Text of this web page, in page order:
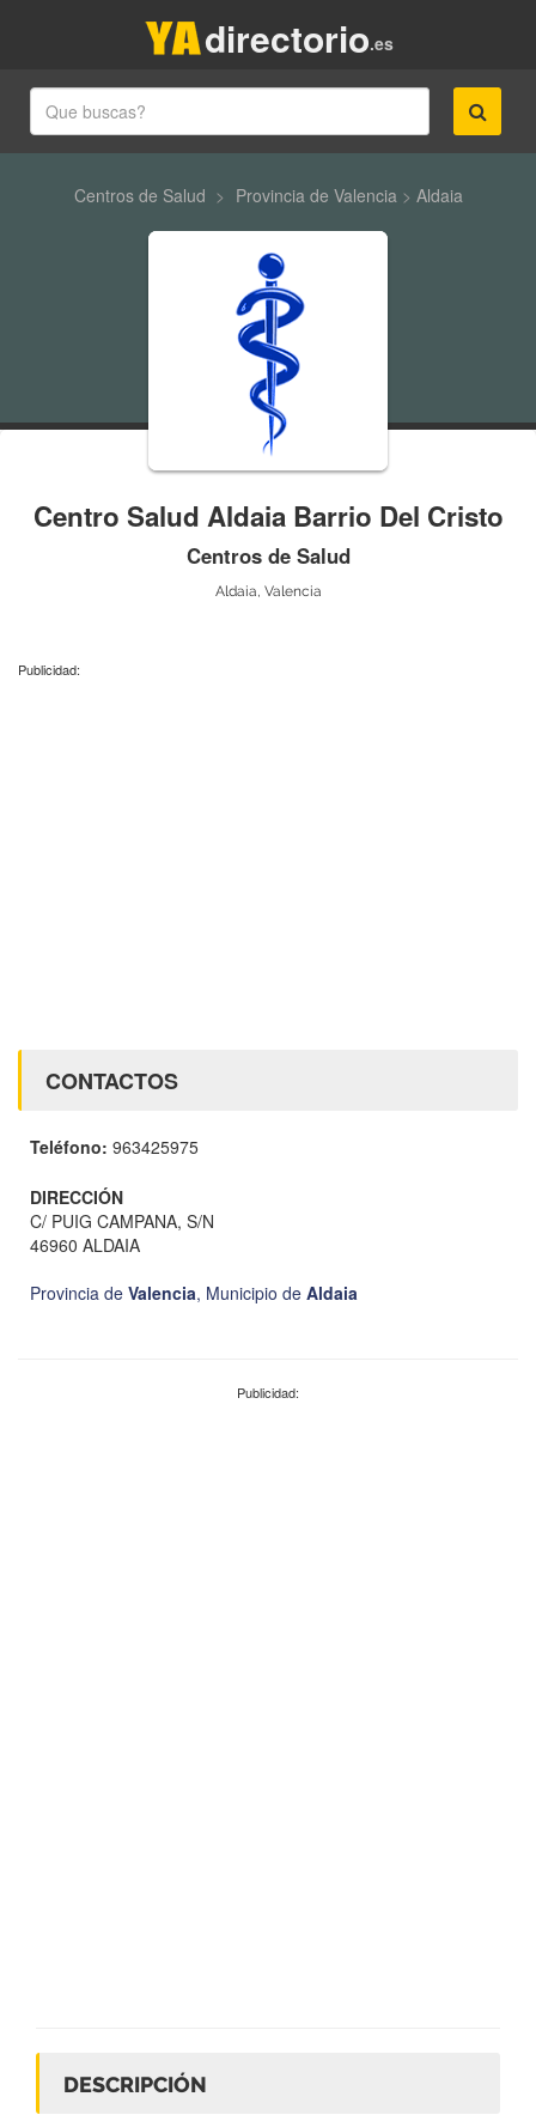
.es
directorio
Centros de Salud > Provincia de Valencia> Aldaia
Centro Salud Aldaia Barrio Del Cristo
Centros de Salud
Aldaia, Valencia
Publicidad:
CONTACTOS
Teléfono: 963425975
DIRECCIÓN
C/ PUIG CAMPANA, S/N
46960 ALDAIA
Provincia de Valencia, Municipio de Aldaia
Publicidad:
DESCRIPCIÓN